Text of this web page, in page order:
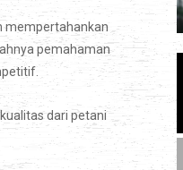
mempertahankan
pemahaman
dari petani